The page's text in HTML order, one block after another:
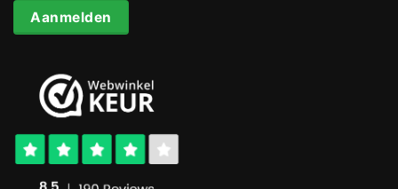
Aanmelden